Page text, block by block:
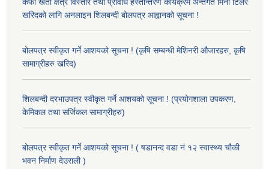
खरिदको लागि अनलाइन शिलबन्दी बोलपत्र आह्वानको सूचना !
बोलपत्र स्वीकृत गर्ने आशयको सूचना ! (कृषि सम्बन्धी मेशिनरी औजारहरु, कृषि
सामाग्रीहरु खरिद)
शिलबन्दी दरभाउपत्र स्वीकृत गर्ने आशयको सूचना ! (प्रयोगशाला उपकरण,
केमिकल तथा सर्जिकल सामाग्रीहरु)
बोलपत्र स्वीकृत गर्ने आशयको सूचना ! ( षडानन्द वडा नं १२ स्वास्थ्य चौकी
भवन निर्माण देउराली )